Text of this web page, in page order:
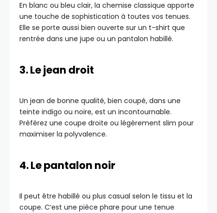
En blanc ou bleu clair, la chemise classique apporte
une touche de sophistication à toutes vos tenues.
Elle se porte aussi bien ouverte sur un t-shirt que
rentrée dans une jupe ou un pantalon habillé.
3. Le jean droit
Un jean de bonne qualité, bien coupé, dans une
teinte indigo ou noire, est un incontournable.
Préférez une coupe droite ou légèrement slim pour
maximiser la polyvalence.
4. Le pantalon noir
Il peut être habillé ou plus casual selon le tissu et la
coupe. C’est une pièce phare pour une tenue